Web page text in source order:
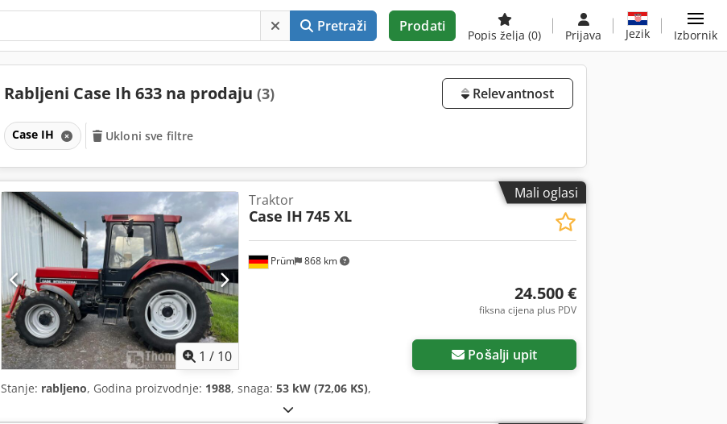
Pretraži Prodati
Popis želja (0) Prijava Jezik Izbornik
Rabljeni Case Ih 633 na prodaju (3) Relevantnost
Case IH Ukloni sve filtre
Mali oglasi
1 / 10
Prüm 868 km
Traktor
Case IH 745 XL
24.500 €
fiksna cijena plus PDV
Pošalji upit
Stanje: rabljeno, Godina proizvodnje: 1988, snaga: 53 kW (72,06 KS),